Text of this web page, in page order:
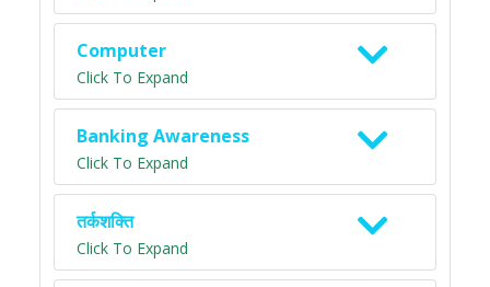
Computer
Click To Expand
Banking Awareness
Click To Expand
तर्कशक्ति
Click To Expand